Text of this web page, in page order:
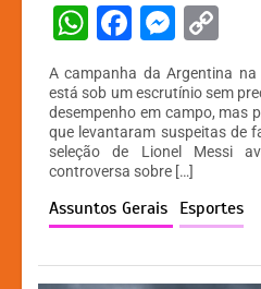
W
at
s
A
p
p
F
a
c
e
b
o
o
k
M
s
s
e
n
g
er
p
y
Li
n
k
A campanha da Argentina
está sob um escrutínio sem
desempenho em campo, mas
que levantaram suspeitas de
seleção de Lionel Messi
controversa sobre […]
Assuntos Gerais Esportes